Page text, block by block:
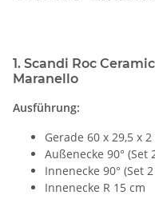
1. Scandi Roc
Maranello
Ausführung:
Gerade 60 x 29,5 x 2
Außenecke 90° (Set
Innenecke 90° (Set
Innenecke R 15 cm